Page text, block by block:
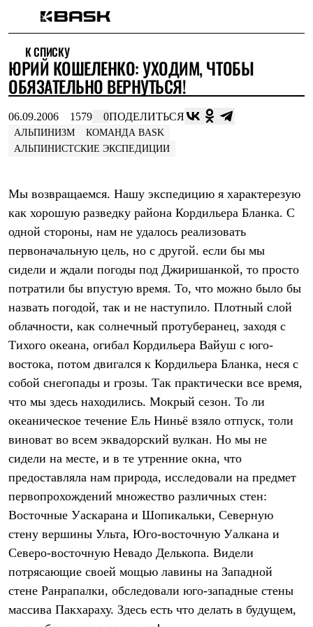
Интернет-магазин
Мужская одежда
Утепленная пухом
Куртки
Жилеты
Комбинезоны
Утепленная синтетикой
Куртки
Брюки
Софтшелл одежда
Куртки
Брюки
Флисовая одежда
Куртки
Брюки
Жилеты
Теплое термобелье
Среднее термобелье
Лёгкая одежда
Футболки
Рубашки
Брюки
Шорты
Утепленная пухом
Куртки
Жилеты
Утепленная синтетикой
Куртки
Брюки
Штормовая одежда
Куртки
Софтшелл одежда
Куртки
Брюки
Лёгкая одежда
К СПИСКУ
ЮРИЙ КОШЕЛЕНКО: УХОДИМ, ЧТОБЫ
ОБЯЗАТЕЛЬНО ВЕРНУТЬСЯ!
06.09.2006 1579 0ПОДЕЛИТЬСЯ
АЛЬПИНИЗМ
КОМАНДА BASK
АЛЬПИНИСТСКИЕ ЭКСПЕДИЦИИ
Мы возвращаемся. Нашу экспедицию я характерезую
как хорошую разведку района Кордильера Бланка. С
одной стороны, нам не удалось реализовать
первоначальную цель, но с другой. если бы мы
сидели и ждали погоды под Джиришанкой, то просто
потратили бы впустую время. То, что можно было бы
назвать погодой, так и не наступило. Плотный слой
облачности, как солнечный протуберанец, заходя с
Тихого океана, огибал Кордильера Вайуш с юго-
востока, потом двигался к Кордильера Бланка, неся с
собой снегопады и грозы. Так практически все время,
что мы здесь находились. Мокрый сезон. То ли
океаническое течение Ель Ниньё взяло отпуск, толи
виноват во всем эквадорский вулкан. Но мы не
сидели на месте, и в те утренние окна, что
предоставляла нам природа, исследовали на предмет
первопрохождений множество различных стен:
Восточные Уаскарана и Шопикальки, Северную
стену вершины Ульта, Юго-восточную Уалкана и
Северо-восточную Невадо Делькопа. Видели
потрясающие своей мощью лавины на Западной
стене Ранрапалки, обследовали юго-западные стены
массива Пакхараху. Здесь есть что делать в будущем,